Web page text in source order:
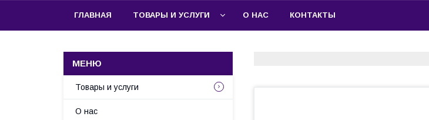
ГЛАВНАЯ ТОВАРЫ И УСЛУГИ О НАС КОНТАКТЫ
Товары и услуги
О нас